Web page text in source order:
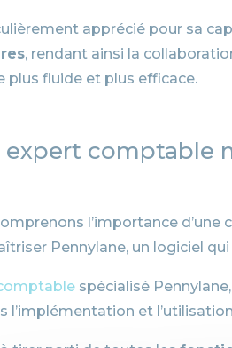
apprécié pour sa
, rendant ainsi la
plus fluide et plus efficace.
expert comptable
l’importance
Pennylane, un logiciel
spécialisé
l’implémentation et